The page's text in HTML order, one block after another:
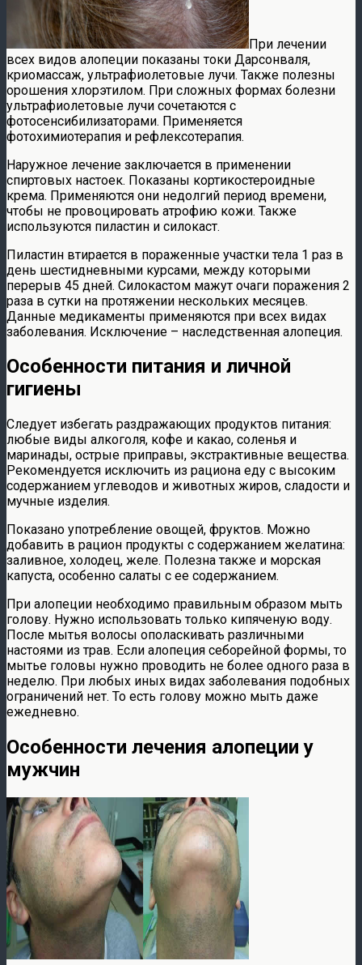
При лечении
всех видов алопеции показаны токи Дарсонваля,
криомассаж, ультрафиолетовые лучи. Также полезны
орошения хлорэтилом. При сложных формах болезни
ультрафиолетовые лучи сочетаются с
фотосенсибилизаторами. Применяется
фотохимиотерапия и рефлексотерапия.
Наружное лечение заключается в применении
спиртовых настоек. Показаны кортикостероидные
крема. Применяются они недолгий период времени,
чтобы не провоцировать атрофию кожи. Также
используются пиластин и силокаст.
Пиластин втирается в пораженные участки тела 1 раз в
день шестидневными курсами, между которыми
перерыв 45 дней. Силокастом мажут очаги поражения 2
раза в сутки на протяжении нескольких месяцев.
Данные медикаменты применяются при всех видах
заболевания. Исключение – наследственная алопеция.
Особенности питания и личной
гигиены
Следует избегать раздражающих продуктов питания:
любые виды алкоголя, кофе и какао, соленья и
маринады, острые приправы, экстрактивные вещества.
Рекомендуется исключить из рациона еду с высоким
содержанием углеводов и животных жиров, сладости и
мучные изделия.
Показано употребление овощей, фруктов. Можно
добавить в рацион продукты с содержанием желатина:
заливное, холодец, желе. Полезна также и морская
капуста, особенно салаты с ее содержанием.
При алопеции необходимо правильным образом мыть
голову. Нужно использовать только кипяченую воду.
После мытья волосы ополаскивать различными
настоями из трав. Если алопеция себорейной формы, то
мытье головы нужно проводить не более одного раза в
неделю. При любых иных видах заболевания подобных
ограничений нет. То есть голову можно мыть даже
ежедневно.
Особенности лечения алопеции у
мужчин